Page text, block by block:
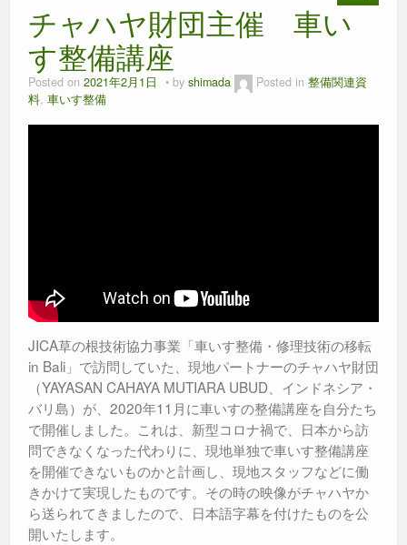
o
o
k
g
er
p
p
チャハヤ財団主催 車い
す整備講座
Posted on 2021年2月1日 by shimada Posted in 整備関連資
料, 車いす整備
JICA草の根技術協力事業「車いす整備・修理技術の移転
in Bali」で訪問していた、現地パートナーのチャハヤ財団
（YAYASAN CAHAYA MUTIARA UBUD、インドネシア・
バリ島）が、2020年11月に車いすの整備講座を自分たち
で開催しました。これは、新型コロナ禍で、日本から訪
問できなくなった代わりに、現地単独で車いす整備講座
を開催できないものかと計画し、現地スタッフなどに働
きかけて実現したものです。その時の映像がチャハヤか
ら送られてきましたので、日本語字幕を付けたものを公
開いたします。